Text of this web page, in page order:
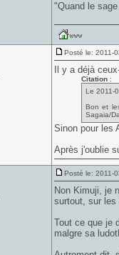
"Quand le
Posté le: 2011-
Il y a déjà
Citation:
Le 2011-
Bon et
Sagaia/
Sinon pour les
Après j'oublie
Posté le: 2011-
Non Kimuji, je
surtout, sur les
Tout ce que je
malgre sa